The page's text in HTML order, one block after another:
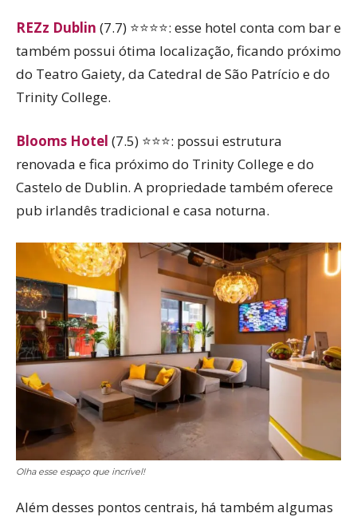
REZz Dublin (7.7) ⭐⭐⭐⭐: esse hotel conta com bar e
também possui ótima localização, ficando próximo
do Teatro Gaiety, da Catedral de São Patrício e do
Trinity College.
Blooms Hotel (7.5) ⭐⭐⭐: possui estrutura
renovada e fica próximo do Trinity College e do
Castelo de Dublin. A propriedade também oferece
pub irlandês tradicional e casa noturna.
Olha esse espaço que incrível!
Além desses pontos centrais, há também algumas